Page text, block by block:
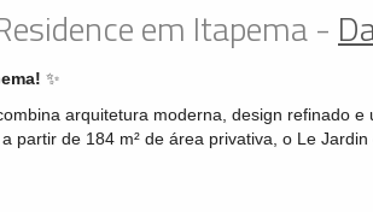
em Itapema -
✨
arquitetura moderna, design refinado e
partir de 184 m² de área privativa, o Le Jardin